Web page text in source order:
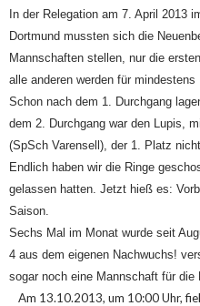
In der Relegation am 7. April 2013
Dortmund mussten sich die
Mannschaften stellen, nur die
alle anderen werden für
Schon nach dem 1. Durchgang
dem 2. Durchgang war den Lupis,
(SpSch Varensell), der 1. Platz
Endlich haben wir die Ringe
gelassen hatten. Jetzt hieß es:
Saison.
Sechs Mal im Monat wurde seit
4 aus dem eigenen Nachwuchs!
sogar noch eine Mannschaft für die
Am 13.10.2013, um 10:00 Uhr,